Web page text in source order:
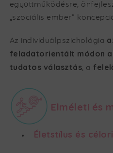
együttműködésre,
„szociális ember”
Az individuálpszichológia
feladatorientált módon
tudatos választás, a
Elméleti és
Életstílus és